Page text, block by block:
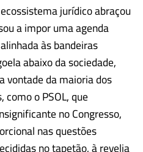
jurídico abraçou
a impor uma agenda
às bandeiras
abaixo da sociedade,
vontade da maioria dos
o PSOL, que
no Congresso,
nas questões